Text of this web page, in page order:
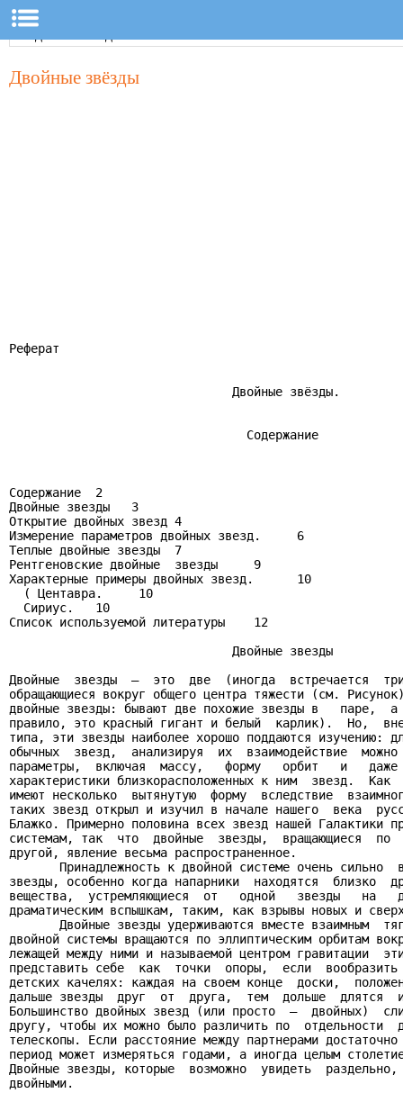
Двойные звёзды
Реферат
                               Двойные звёзды.
                                 Содержание
Содержание  2
Двойные звезды   3
Открытие двойных звезд 4
Измерение параметров двойных звезд.     6
Теплые двойные звезды  7
Рентгеновские двойные  звезды     9
Характерные примеры двойных звезд.      10
  ( Центавра.     10
  Сириус.   10
Список используемой литературы    12
                               Двойные звезды
Двойные  звезды  —  это  две  (иногда  встречается
обращающиеся вокруг общего центра тяжести (см.
двойные звезды: бывают две похожие звезды в   паре,
правило, это красный гигант и белый  карлик).  Но,
типа, эти звезды наиболее хорошо поддаются изучению:
обычных  звезд,  анализируя  их  взаимодействие
параметры,  включая  массу,   форму   орбит   и   даже
характеристики близкорасположенных к ним  звезд.
имеют несколько  вытянутую  форму  вследствие
таких звезд открыл и изучил в начале нашего  века
Блажко. Примерно половина всех звезд нашей Галактики
системам, так  что  двойные  звезды,  вращающиеся  по
другой, явление весьма распространенное.
Принадлежность к двойной системе очень сильно
звезды, особенно когда напарники  находятся  близко
вещества,  устремляющиеся  от   одной   звезды   на
драматическим вспышкам, таким, как взрывы новых и
Двойные звезды удерживаются вместе взаимным
двойной системы вращаются по эллиптическим орбитам
лежащей между ними и называемой центром гравитации
представить себе  как  точки  опоры,  если
детских качелях: каждая на своем конце  доски,
дальше звезды  друг  от  друга,  тем  дольше  длятся
Большинство двойных звезд (или просто  –  двойных)
другу, чтобы их можно было различить по  отдельности
телескопы. Если расстояние между партнерами
период может измеряться годами, а иногда целым
Двойные звезды, которые  возможно  увидеть
двойными.